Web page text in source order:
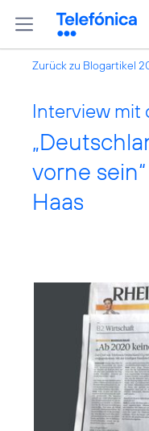
Zurück zu Blogartikel
Interview mit
vorne
Haas